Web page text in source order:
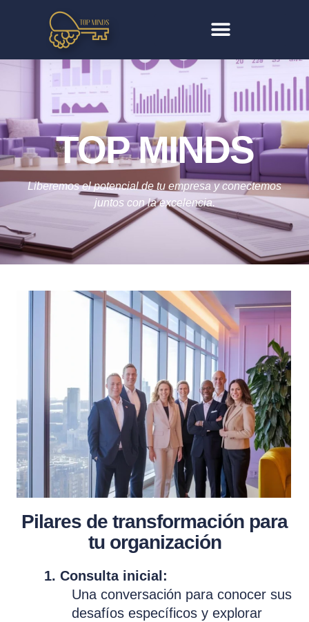
TOP MINDS
Liberemos el potencial de tu empresa y conectemos
juntos con la excelencia.
Pilares de transformación para
tu organización
1. Consulta inicial:
Una conversación para conocer sus
desafíos específicos y explorar